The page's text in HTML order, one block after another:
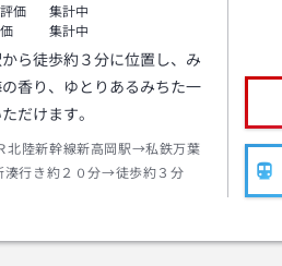
価
集計中
集計中
ら徒歩約３分に位置し、み
香り、ゆとりあるみちた一
だけます。
北陸新幹線新高岡駅→私鉄万葉
湊行き約２０分→徒歩約３分